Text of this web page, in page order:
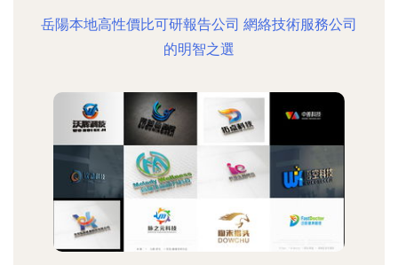
岳陽本地高性價比可研報告公司 網絡技術服務公司
的明智之選